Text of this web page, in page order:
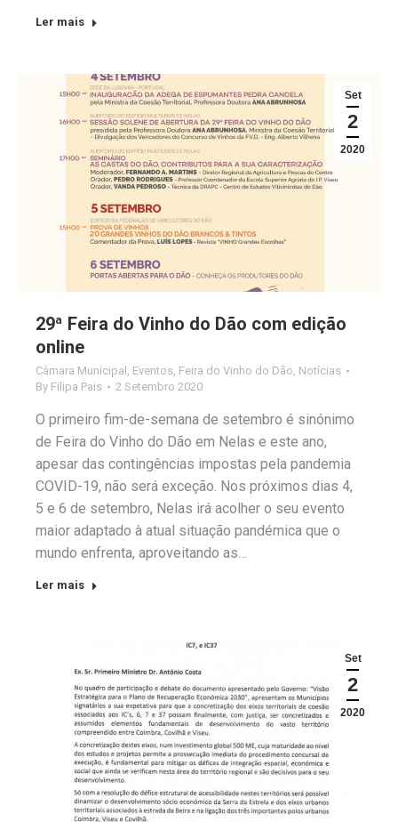
Ler mais
Set
2
2020
29ª Feira do Vinho do Dão com edição
online
Câmara Municipal Eventos Feira do Vinho do Dão Notícias
By Filipa Pais 2 Setembro 2020
O primeiro fim-de-semana de setembro é sinónimo
de Feira do Vinho do Dão em Nelas e este ano,
apesar das contingências impostas pela pandemia
COVID-19, não será exceção. Nos próximos dias 4,
5 e 6 de setembro, Nelas irá acolher o seu evento
maior adaptado à atual situação pandémica que o
mundo enfrenta, aproveitando as…
Ler mais
Set
2
2020